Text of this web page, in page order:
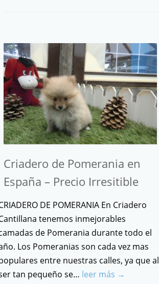
Criadero de Pomerania en
España – Precio Irresitible
DE POMERANIA En Criadero
tenemos inmejorables
de Pomerania durante todo el
Los Pomeranias son cada vez mas
entre nuestras calles, ya que al
tan pequeño se… leer más →